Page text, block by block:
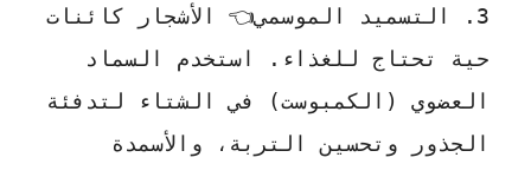
التسميد الموسمي👈 الأشجار كائنات
حية تحتاج للغذاء. استخدم السماد
العضوي (الكمبوست) في الشتاء لتدفئة
الجذور وتحسين التربة، والأسمدة